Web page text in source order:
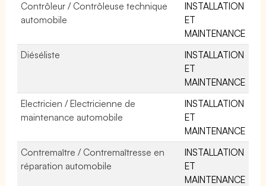
Contrôleur / Contrôleuse technique
automobile
INSTALLATION
ET
MAINTENANCE
Diéséliste
INSTALLATION
ET
MAINTENANCE
Electricien / Electricienne de
maintenance automobile
INSTALLATION
ET
MAINTENANCE
Contremaître / Contremaîtresse en
réparation automobile
INSTALLATION
ET
MAINTENANCE